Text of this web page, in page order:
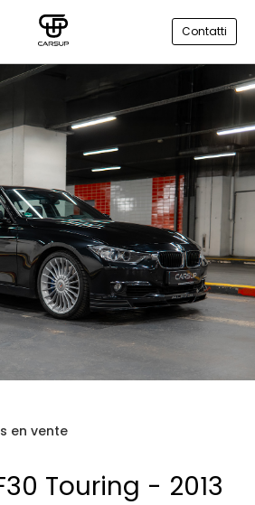
Contatti
en vente
Touring - 2013